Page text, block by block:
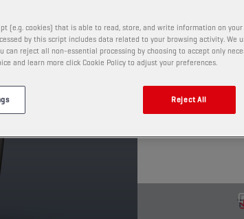
une limitation
Il est pré-dilué
de fumées
PRODUIT: 1910
Voir les formats et
(e.g. cookies) that is able to read, store, and write information on your
by this script includes data related to your browsing activity. We
can reject all non-essential processing by choosing to accept only
and learn more click Cookie Policy to adjust your preferences.
Reject All